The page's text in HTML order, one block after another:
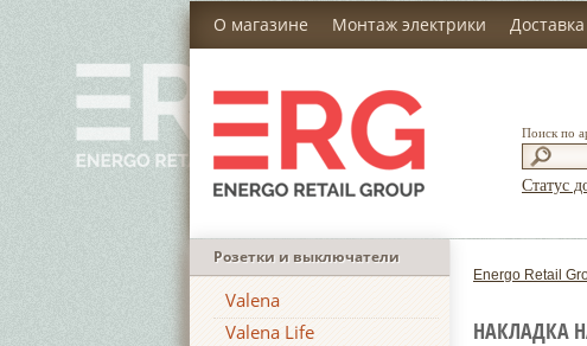
О магазине Монтаж электрики Доставка
Поиск по
Статус
Розетки и выключатели
Valena
Valena Life
Energo Retail
НАКЛАДКА